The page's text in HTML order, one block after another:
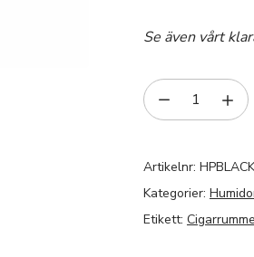
Se även vårt
Artikelnr: HPBLACK
Kategorier:
Etikett: